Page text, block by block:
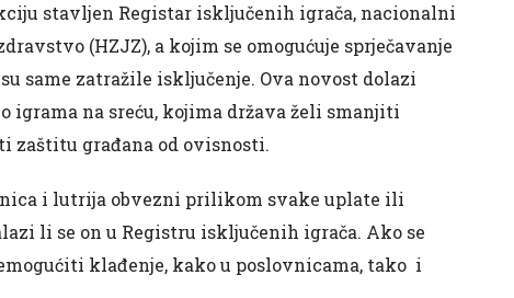
stavljen Registar isključenih igrača, nacionalni
(HZJZ), a kojim se omogućuje sprječavanje
same zatražile isključenje. Ova novost dolazi
igrama na sreću, kojima država želi smanjiti
zaštitu građana od ovisnosti.
i lutrija obvezni prilikom svake uplate ili
li se on u Registru isključenih igrača. Ako se
klađenje, kako u poslovnicama, tako i